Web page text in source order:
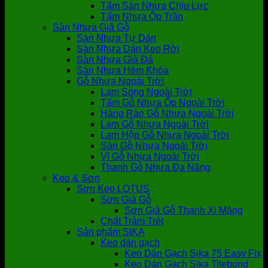
Tấm Sàn Nhựa Chịu Lực
Tấm Nhựa Ốp Trần
Sàn Nhựa Giả Gỗ
Sàn Nhựa Tự Dán
Sàn Nhựa Dán Keo Rời
Sàn Nhựa Giả Đá
Sàn Nhựa Hèm Khóa
Gỗ Nhựa Ngoài Trời
Lam Sóng Ngoài Trời
Tấm Gỗ Nhựa Ốp Ngoài Trời
Hàng Rào Gỗ Nhựa Ngoài Trời
Lam Gỗ Nhựa Ngoài Trời
Lam Hộp Gỗ Nhựa Ngoài Trời
Sàn Gỗ Nhựa Ngoài Trời
Vỉ Gỗ Nhựa Ngoài Trời
Thanh Gỗ Nhựa Đa Năng
Keo & Sơn
Sơn Keo LOTUS
Sơn Giả Gỗ
Sơn Giả Gỗ Thanh Xi Măng
Chất Trám Trét
Sản phẩm SIKA
Keo dán gạch
Keo Dán Gạch Sika 75 Easy Fix
Keo Dán Gạch Sika Tilebond